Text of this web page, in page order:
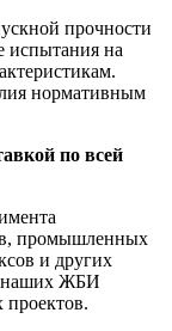
прочности
испытания на
нормативным
по всей
промышленных
и других
наших ЖБИ